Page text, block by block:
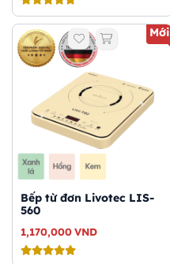
Mới
Bếp từ đơn Livotec LIS-
560
1,170,000VND